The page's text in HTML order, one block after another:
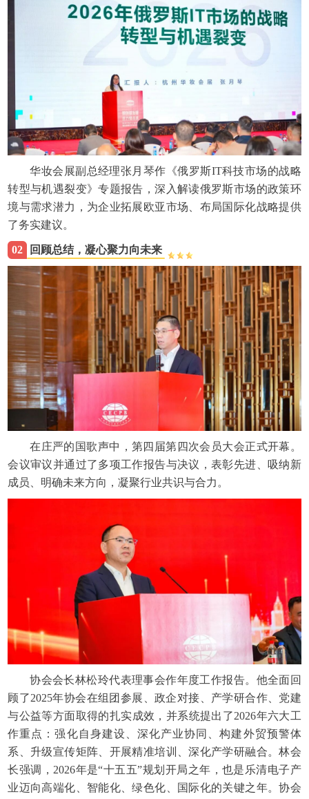
华妆会展副总经理张月琴作《俄罗斯IT科技市场的战略
转型与机遇裂变》专题报告，深入解读俄罗斯市场的政策环
境与需求潜力，为企业拓展欧亚市场、布局国际化战略提供
了务实建议。
02 回顾总结，凝心聚力向未来
在庄严的国歌声中，第四届第四次会员大会正式开幕。
会议审议并通过了多项工作报告与决议，表彰先进、吸纳新
成员、明确未来方向，凝聚行业共识与合力。
协会会长林松玲代表理事会作年度工作报告。他全面回
顾了2025年协会在组团参展、政企对接、产学研合作、党建
与公益等方面取得的扎实成效，并系统提出了2026年六大工
作重点：强化自身建设、深化产业协同、构建外贸预警体
系、升级宣传矩阵、开展精准培训、深化产学研融合。林会
长强调，2026年是“十五五”规划开局之年，也是乐清电子产
业迈向高端化、智能化、绿色化、国际化的关键之年。协会